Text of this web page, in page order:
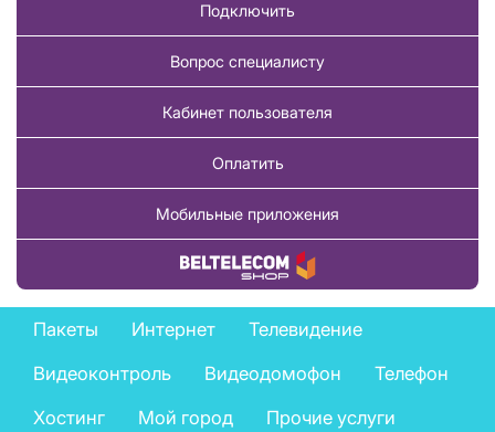
Подключить
Вопрос специалисту
Кабинет пользователя
Оплатить
Мобильные приложения
Купить товар
Private
services
menu
Пакеты Интернет
Телевидение
Видеоконтроль
Видеодомофон
Телефон
Хостинг
Мой город
Прочие услуги